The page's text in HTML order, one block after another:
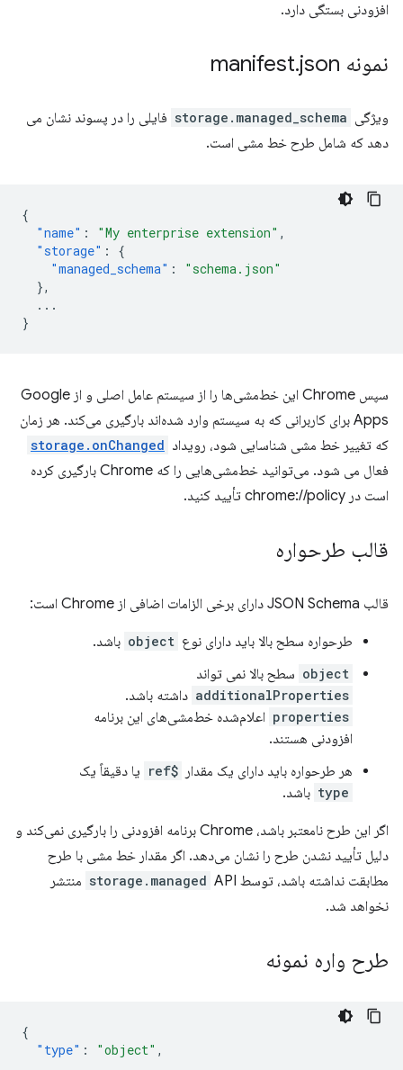
افزودنی بستگی دارد.
نمونه manifest .json
ویژگی storage.managed_schema فایلی را در پسوند نشان می
دهد که شامل طرح خط مشی است.
{
"name" : "My enterprise extension" ,
"storage" :
{
"managed_schema" :
"schema.json"
},
...
}
سپس Chrome این خط‌مشی‌ها را از سیستم عامل اصلی و از Google
Apps برای کاربرانی که به سیستم وارد شده‌اند بارگیری می‌کند. هر زمان
که تغییر خط مشی شناسایی شود، رویداد storage.onChanged
فعال می شود. می‌توانید خط‌مشی‌هایی را که Chrome بارگیری کرده
است در chrome://policy تأیید کنید.
قالب طرحواره
قالب JSON Schema دارای برخی الزامات اضافی از Chrome است:
طرحواره سطح بالا باید دارای نوع object باشد.
object سطح بالا نمی تواند
additionalProperties داشته باشد.
properties اعلام‌شده خط‌مشی‌های این برنامه
افزودنی هستند.
هر طرحواره باید دارای یک مقدار $ref یا دقیقاً یک
type باشد.
اگر این طرح نامعتبر باشد، Chrome برنامه افزودنی را بارگیری نمی‌کند و
دلیل تأیید نشدن طرح را نشان می‌دهد. اگر مقدار خط مشی با طرح
مطابقت نداشته باشد، توسط
storage.managed API منتشر
نخواهد شد.
طرح واره نمونه
{
"type" : "object" ,